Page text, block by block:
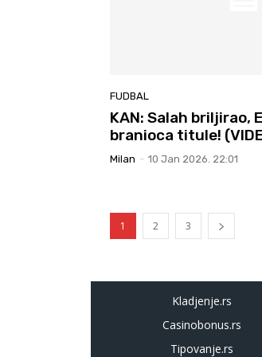
FUDBAL
KAN: Salah briljirao,
branioca titule!
Milan - 10 Jan 2026. 22:01
1 2 3
Kladjenje.rs
Casinobonus.rs
Tipovanje.rs